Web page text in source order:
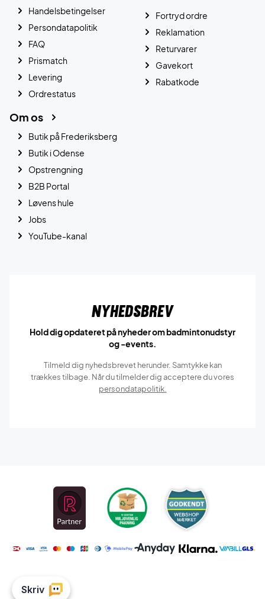
Handelsbetingelser
Persondatapolitik
FAQ
Prismatch
Levering
Ordrestatus
Fortryd ordre
Reklamation
Returvarer
Gavekort
Rabatkode
Om os
Butik på Frederiksberg
Butik i Odense
Opstrengning
B2B Portal
Løvens hule
Jobs
YouTube-kanal
Nyhedsbrev
Hold dig opdateret på nyheder om badmintonudstyr
og -events.
Tilmeld dig nyhedsbrevet herunder. Samtykke kan
trækkes tilbage. Når du tilmelder dig acceptere du vores
persondatapolitik.